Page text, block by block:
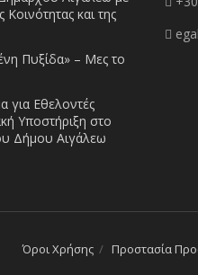
και της
Πυξίδα» – Μες το
για Εθελοντές
Υποστήριξη στο
Δήμου Αιγάλεω
Όροι Χρήσης Προστασία